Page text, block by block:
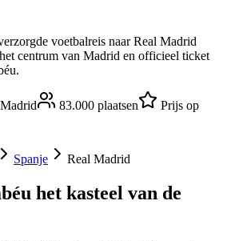
voetbalreis naar Real Madrid
centrum van Madrid en officieel ticket
Madrid 83.000 plaatsen
Prijs op
Spanje Real Madrid
het kasteel van de